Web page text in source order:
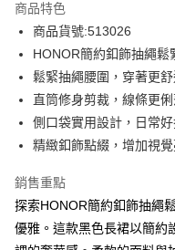
Apple Pay
街口支付
悠遊付
Google Pay
運送方式
全家取貨付款 -訂單滿
商品特色
商品貨號:513026
HONOR簡約釦飾抽繩鬆
鬆緊抽繩腰圍，穿著更
直筒修身剪裁，線條更
側口袋實用設計，日常
精緻釦飾點綴，增加視
銷售重點
探索HONOR簡約釦飾抽繩
優雅。這款黑色長裙以簡約